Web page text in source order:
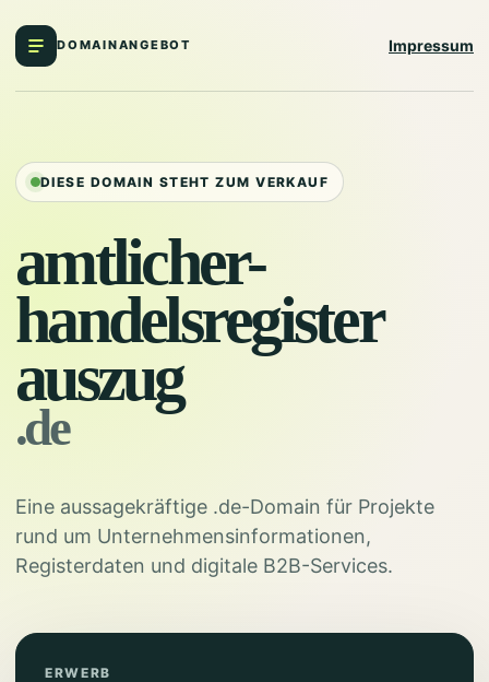
DOMAINANGEBOT Impressum
DIESE DOMAIN STEHT ZUM VERKAUF
amtlicher-
handelsregister
auszug
.de
Eine aussagekräftige .de-Domain für Projekte
rund um Unternehmensinformationen,
Registerdaten und digitale B2B-Services.
ERWERB